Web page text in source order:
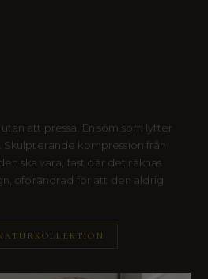
att pressa. En söm som lyfter
kompression från
ska vara, fast där det räknas.
oförändrad för att den aldrig